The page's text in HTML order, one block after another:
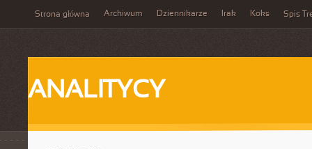
Strona główna Archiwum Dziennikarze Irak Koks Spis
ANALITYCY